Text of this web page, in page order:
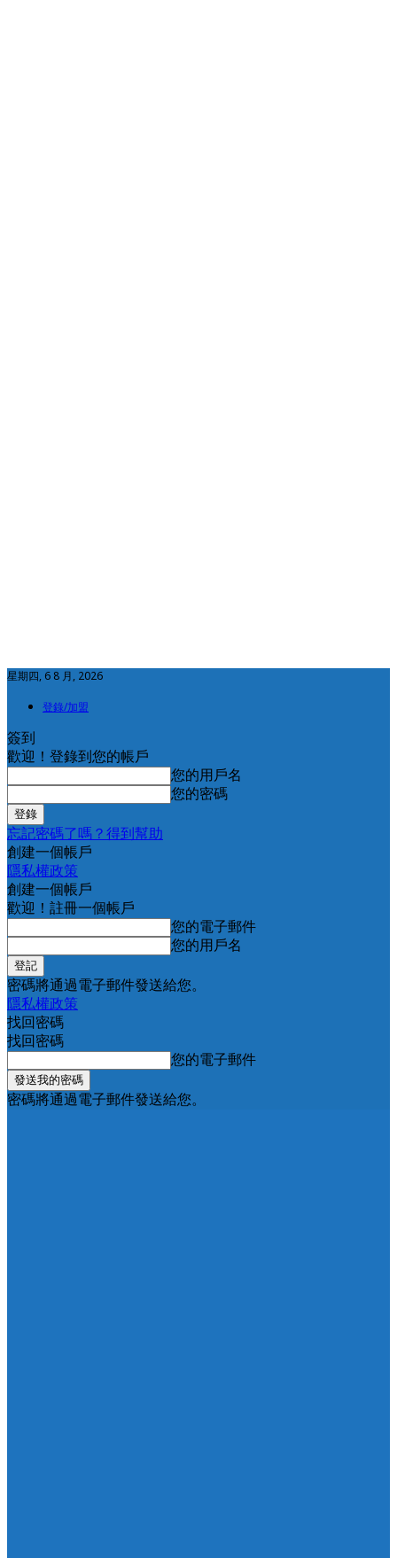
星期四, 6 8 月, 2026
登錄/加盟
簽到
歡迎！登錄到您的帳戶
您的用戶名
您的密碼
忘記密碼了嗎？得到幫助
創建一個帳戶
隱私權政策
創建一個帳戶
歡迎！註冊一個帳戶
您的電子郵件
您的用戶名
密碼將通過電子郵件發送給您。
隱私權政策
找回密碼
找回密碼
您的電子郵件
密碼將通過電子郵件發送給您。